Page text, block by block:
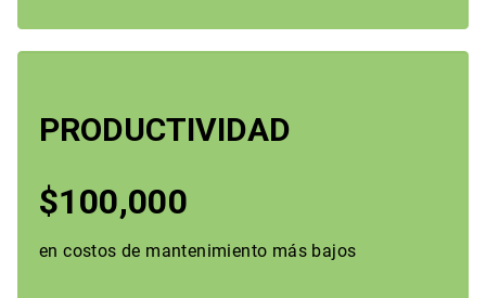
PRODUCTIVIDAD
$100,000
en costos de mantenimiento más bajos